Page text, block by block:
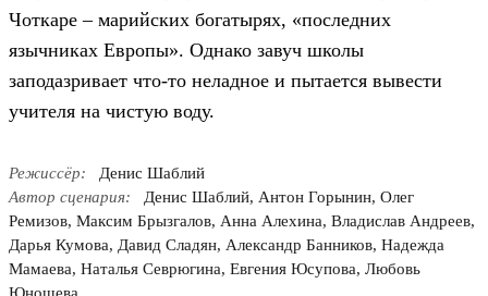
Чоткаре – марийских богатырях, «последних
язычниках Европы». Однако завуч школы
заподазривает что-то неладное и пытается вывести
учителя на чистую воду.
Режиссёр:
Денис Шаблий
Автор сценария:
Денис Шаблий, Антон Горынин, Олег
Ремизов, Максим Брызгалов, Анна Алехина, Владислав Андреев,
Дарья Кумова, Давид Сладян, Александр Банников, Надежда
Мамаева, Наталья Севрюгина, Евгения Юсупова, Любовь